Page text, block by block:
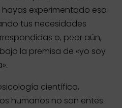
experimentado esa
tus necesidades
o, peor aún,
la premisa de «yo soy
científica,
humanos no son entes